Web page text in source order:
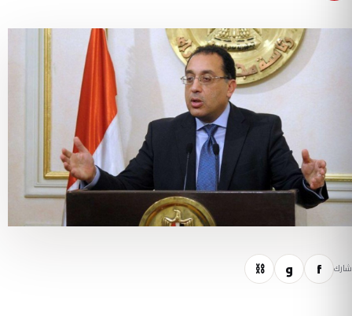
شارك f و ⛓